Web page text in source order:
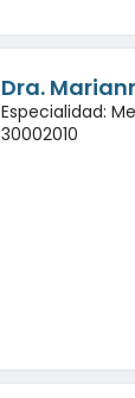
Dra.
Especialidad:
30002010